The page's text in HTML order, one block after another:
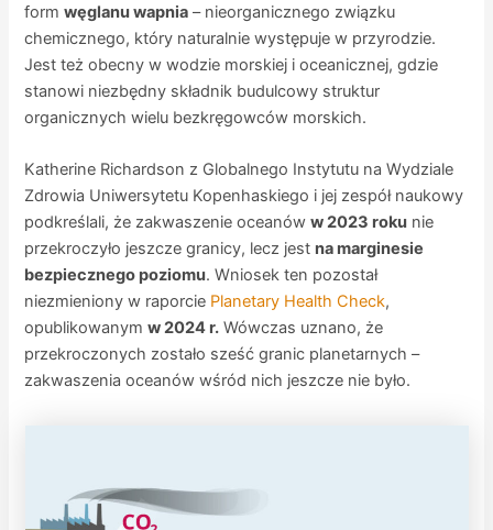
formwęglanu wapnia – nieorganicznego związku
chemicznego, który naturalnie występuje w przyrodzie.
Jest też obecny w wodzie morskiej i oceanicznej, gdzie
stanowi niezbędny składnik budulcowy struktur
organicznych wielu bezkręgowców morskich.
Katherine Richardson z Globalnego Instytutu na Wydziale
Zdrowia Uniwersytetu Kopenhaskiego i jej zespół naukowy
podkreślali, że zakwaszenie oceanóww 2023 roku nie
przekroczyło jeszcze granicy, lecz jest na marginesie
bezpiecznego poziomu. Wniosek ten pozostał
niezmieniony w raporcie Planetary Health Check,
opublikowanymw 2024 r. Wówczas uznano, że
przekroczonych zostało sześć granic planetarnych –
zakwaszenia oceanów wśród nich jeszcze nie było.